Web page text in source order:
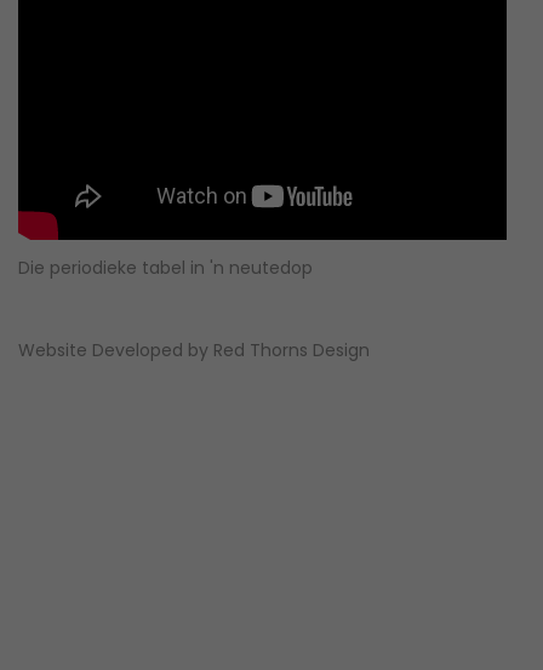
Die periodieke tabel in 'n neutedop
Website Developed by Red Thorns Design